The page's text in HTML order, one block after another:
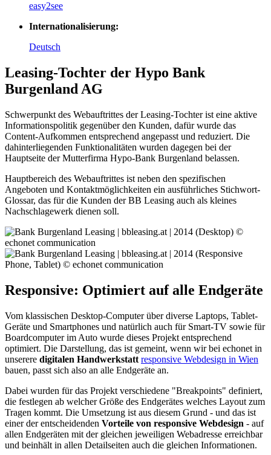
easy2see
Internationalisierung:
Deutsch
Leasing-Tochter der Hypo Bank
Burgenland AG
Schwerpunkt des Webauftrittes der Leasing-Tochter ist eine aktive
Informationspolitik gegenüber den Kunden, dafür wurde das
Content-Aufkommen entsprechend angepasst und reduziert. Die
dahinterliegenden Funktionalitäten wurden dagegen bei der
Hauptseite der Mutterfirma Hypo-Bank Burgenland belassen.
Hauptbereich des Webauftrittes ist neben den spezifischen
Angeboten und Kontaktmöglichkeiten ein ausführliches Stichwort-
Glossar, das für die Kunden der BB Leasing auch als kleines
Nachschlagewerk dienen soll.
Responsive: Optimiert auf alle Endgeräte
Vom klassischen Desktop-Computer über diverse Laptops, Tablet-
Geräte und Smartphones und natürlich auch für Smart-TV sowie für
Boardcomputer im Auto wurde dieses Projekt entsprechend
optimiert. Die Darstellung, das ist gemeint, wenn wir bei echonet in
unserere digitalen Handwerkstatt responsive Webdesign in Wien
bauen, passt sich also an alle Endgeräte an.
Dabei wurden für das Projekt verschiedene "Breakpoints" definiert,
die festlegen ab welcher Größe des Endgerätes welches Layout zum
Tragen kommt. Die Umsetzung ist aus diesem Grund - und das ist
einer der entscheidenden Vorteile von responsive Webdesign - auf
allen Endgeräten mit der gleichen jeweiligen Webadresse erreichbar
und beinhält in allen Detailseiten auch die gleichen Informationen.